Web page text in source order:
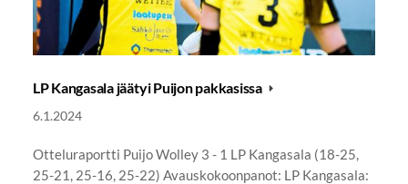
LP Kangasala jäätyi Puijon pakkasissa
6.1.2024
Otteluraportti Puijo Wolley 3 - 1 LP Kangasala (18-25,
25-21, 25-16, 25-22) Avauskokoonpanot: LP Kangasala: